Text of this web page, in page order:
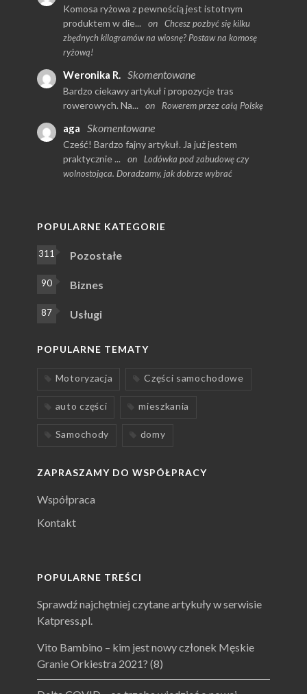
Komosa ryżowa z pewnością jest istotnym
produktem w die...
on
Chcesz pozbyć się kilku
zbędnych kilogramów na wiosnę? Postaw na komosę
ryżową!
Weronika R. Skomentowane
Bardzo ciekawy artykuł i propozycje tras
rowerowych. Na...
on Rowerem przez całą Polskę
aga Skomentowane
Cześć! Bardzo fajny artykuł. Ja już jestem
praktycznie ...
on
Lodówka pod zabudowę czy
wolnostojąca. Doradzamy, jak dobrze wybrać
POPULARNE KATEGORIE
311 Pozostałe
90 Biznes
87 Usługi
POPULARNE TEMATY
Motoryzacja Części samochodowe
auto części mieszkania
Samochody domy
ZAPRASZAMY DO WSPÓŁPRACY
Współpraca
Kontakt
POPULARNE TREŚCI
Sprawdź najchętniej czytane artykuły w serwisie
Katpress.pl.
Vito Bambino – kim jest nowy członek Męskie
Granie Orkiestra 2021? (8)